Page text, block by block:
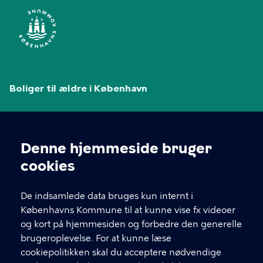
Cookieindstillinger
Denne hjemmeside bruger
cookies
De indsamlede data bruges kun internt i
Københavns Kommune til at kunne vise fx videoer
og kort på hjemmesiden og forbedre den generelle
brugeroplevelse. For at kunne læse
cookiepolitikken skal du acceptere nødvendige
Boliger til ældre i København
ældreboliger og tryghedsboliger.
Kontakt
Om denne hjemmeside